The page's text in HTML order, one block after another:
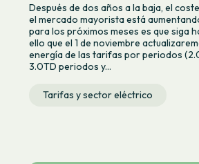
Después de dos años a la baja, el
el mercado mayorista está
para los próximos meses es que siga
ello que el 1 de noviembre
energía de las tarifas por periodos
3.0TD periodos y...
Tarifas y sector eléctrico